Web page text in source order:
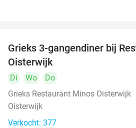
Grieks 3-gangendiner bij
Oisterwijk
Di Wo
Do
Grieks Restaurant Minos Oisterwijk
Oisterwijk
Verkocht: 377